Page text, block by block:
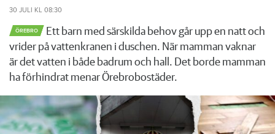
30 JULI KL 08:30
ÖREBRO
Ett barn med särskilda behov går upp en natt och
vrider på vattenkranen i duschen. När mamman vaknar
är det vatten i både badrum och hall. Det borde mamman
ha förhindrat menar Örebrobostäder.